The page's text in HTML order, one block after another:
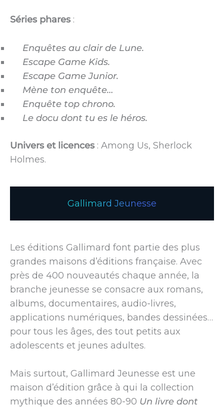
Séries phares:
Enquêtes au clair de Lune.
Escape Game Kids.
Escape Game Junior.
Mène ton enquête…
Enquête top chrono.
Le docu dont tu es le héros.
Univers et licences: Among Us, Sherlock
Holmes.
Gallimard Jeunesse
Les éditions Gallimard font partie des plus
grandes maisons d’éditions française. Avec
près de 400 nouveautés chaque année, la
branche jeunesse se consacre aux romans,
albums, documentaires, audio-livres,
applications numériques, bandes dessinées…
pour tous les âges, des tout petits aux
adolescents et jeunes adultes.
Mais surtout, Gallimard Jeunesse est une
maison d’édition grâce à qui la collection
mythique des années 80-90 Un livre dont